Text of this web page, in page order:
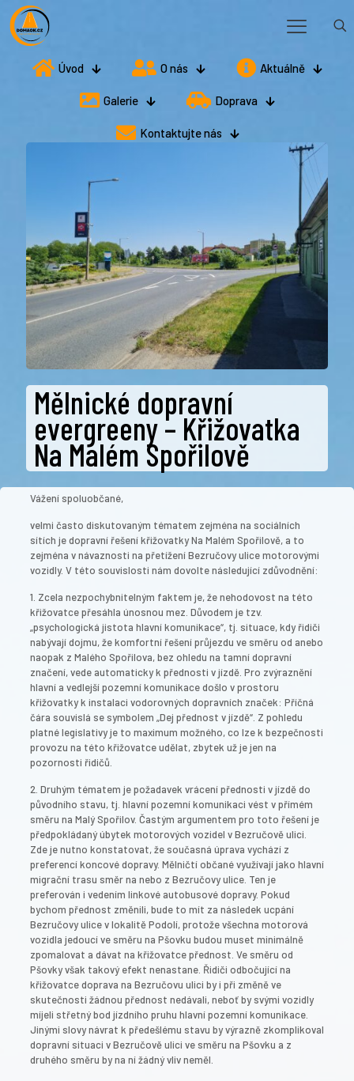
Úvod O nás Aktuálně
Galerie Doprava
Kontaktujte nás
Mělnické dopravní
evergreeny – Křižovatka
Na Malém Spořilově
Vážení spoluobčané,
velmi často diskutovaným tématem zejména na sociálních
sítích je dopravní řešení křižovatky Na Malém Spořilově, a to
zejména v návaznosti na přetížení Bezručovy ulice motorovými
vozidly. V této souvislosti nám dovolte následující zdůvodnění:
1. Zcela nezpochybnitelným faktem je, že nehodovost na této
křižovatce přesáhla únosnou mez. Důvodem je tzv.
„psychologická jistota hlavní komunikace“, tj. situace, kdy řidiči
nabývají dojmu, že komfortní řešení průjezdu ve směru od anebo
naopak z Malého Spořilova, bez ohledu na tamní dopravní
značení, vede automaticky k přednosti v jízdě. Pro zvýraznění
hlavní a vedlejší pozemní komunikace došlo v prostoru
křižovatky k instalaci vodorovných dopravních značek: Příčná
čára souvislá se symbolem „Dej přednost v jízdě“. Z pohledu
platné legislativy je to maximum možného, co lze k bezpečnosti
provozu na této křižovatce udělat, zbytek už je jen na
pozornosti řidičů.
2. Druhým tématem je požadavek vrácení přednosti v jízdě do
původního stavu, tj. hlavní pozemní komunikaci vést v přímém
směru na Malý Spořilov. Častým argumentem pro toto řešení je
předpokládaný úbytek motorových vozidel v Bezručově ulici.
Zde je nutno konstatovat, že současná úprava vychází z
preferencí koncové dopravy. Mělničtí občané využívají jako hlavní
migrační trasu směr na nebo z Bezručovy ulice. Ten je
preferován i vedením linkové autobusové dopravy. Pokud
bychom přednost změnili, bude to mít za následek ucpání
Bezručovy ulice v lokalitě Podolí, protože všechna motorová
vozidla jedoucí ve směru na Pšovku budou muset minimálně
zpomalovat a dávat na křižovatce přednost. Ve směru od
Pšovky však takový efekt nenastane. Řidiči odbočující na
křižovatce doprava na Bezručovu ulici by i při změně ve
skutečnosti žádnou přednost nedávali, neboť by svými vozidly
míjeli střetný bod jízdního pruhu hlavní pozemní komunikace.
Jinými slovy návrat k předešlému stavu by výrazně zkomplikoval
dopravní situaci v Bezručově ulici ve směru na Pšovku a z
druhého směru by na ní žádný vliv neměl.